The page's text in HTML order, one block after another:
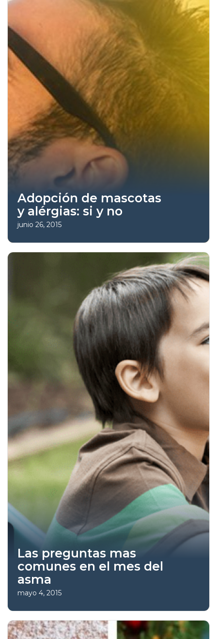
Adopción de mascotas
y alérgias: si y no
junio 26, 2015
Las preguntas mas
comunes en el mes del
asma
mayo 4, 2015